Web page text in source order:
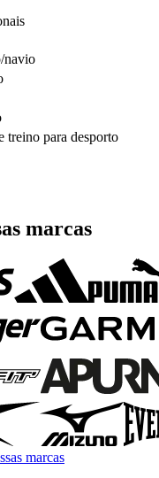
navio
treino para desporto
marcas
marcas